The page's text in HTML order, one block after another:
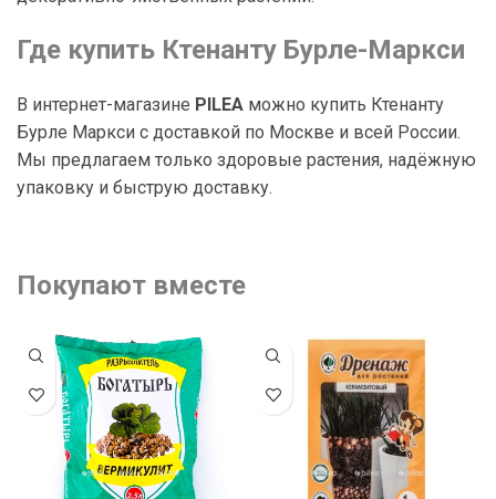
Где купить Ктенанту Бурле-Маркси
В интернет-магазине PILEA можно купить Ктенанту
Бурле Маркси с доставкой по Москве и всей России.
Мы предлагаем только здоровые растения, надёжную
упаковку и быструю доставку.
Покупают вместе